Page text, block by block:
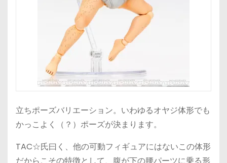
立ちポーズバリエーション。いわゆるオヤジ体形でも
かっこよく（？）ポーズが決まります。
TAC☆氏曰く、他の可動フィギュアにはないこの体形